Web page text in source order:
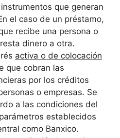
que generan
el caso de un préstamo,
recibe una persona o
dinero a otra.
activa o de colocación
que cobran las
por los créditos
o empresas. Se
a las condiciones del
establecidos
como Banxico.